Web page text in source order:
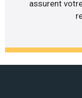
assurent